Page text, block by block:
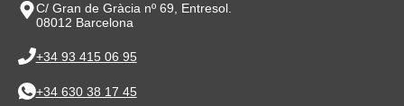
C/ Gran de Gràcia nº 69, Entresol.
08012 Barcelona
+34 93 415 06 95
+34 630 38 17 45